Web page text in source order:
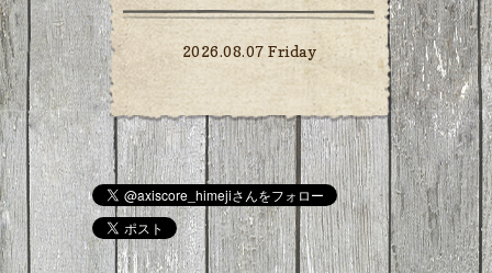
2026.08.07 Friday